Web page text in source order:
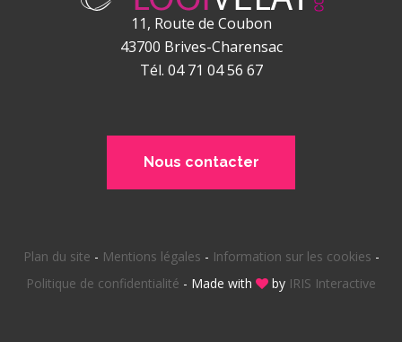
11, Route de Coubon
43700 Brives-Charensac
Tél. 04 71 04 56 67
Nous contacter
Plan du site - Mentions légales - Information sur les cookies -
Politique de confidentialité - Made with by IRIS Interactive